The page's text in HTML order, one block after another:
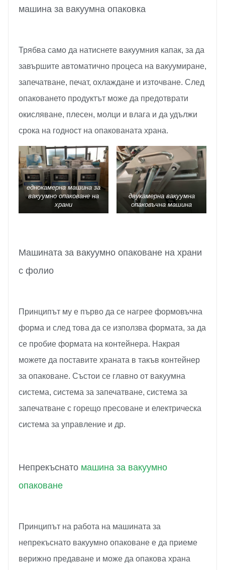
машина за вакуумна опаковка
Трябва само да натиснете вакуумния капак, за да
завършите автоматично процеса на вакуумиране,
запечатване, печат, охлаждане и източване. След
опаковането продуктът може да предотврати
окисляване, плесен, молци и влага и да удължи
срока на годност на опакованата храна.
еднокамерна машина за
вакуумно опаковане на
храни
двукамерна вакуумна
опаковъчна машина
Машината за вакуумно опаковане на храни
с фолио
Принципът му е първо да се нагрее формовъчна
форма и след това да се използва формата, за да
се пробие формата на контейнера. Накрая
можете да поставите храната в такъв контейнер
за опаковане. Състои се главно от вакуумна
система, система за запечатване, система за
запечатване с горещо пресоване и електрическа
система за управление и др.
Непрекъснато машина за вакуумно
опаковане
Принципът на работа на машината за
непрекъснато вакуумно опаковане е да приеме
верижно предаване и може да опакова храна